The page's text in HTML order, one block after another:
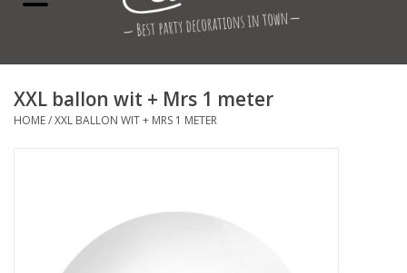
Latex ballonnen
Folie ballonnen
Verjaardag thema's
Kinderfeestjes
XXL ballon wit + Mrs 1 meter
HOME/XXL BALLON WIT + MRS 1 METER